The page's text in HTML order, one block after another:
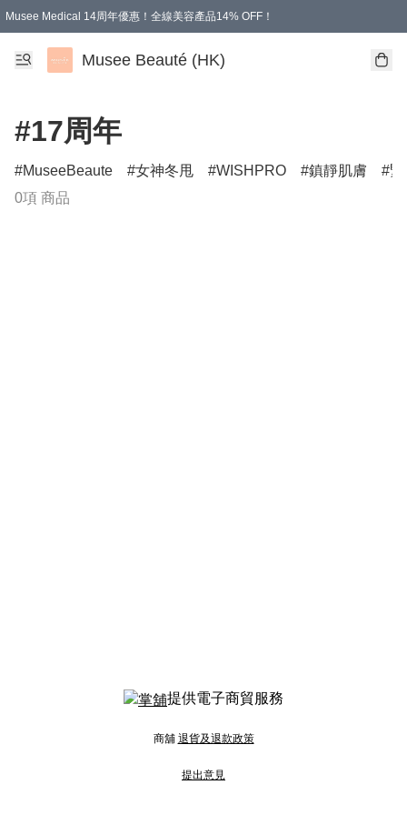
Musee Medical 14周年優惠！全線美容產品14% OFF！
凡購物滿HKD 500.00即享運費減免優惠
Musee Beauté (HK)
#17周年
MuseeBeaute 女神冬甩 WISHPRO 鎮靜肌膚
0項 商品
提供電子商貿服務
商舖 退貨及退款政策
提出意見